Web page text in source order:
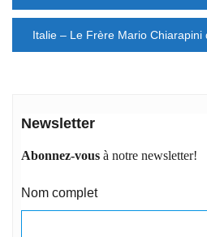
l’article
Italie – Le Frère Mario
Newsletter
Abonnez-vous à notre newsletter!
Nom complet